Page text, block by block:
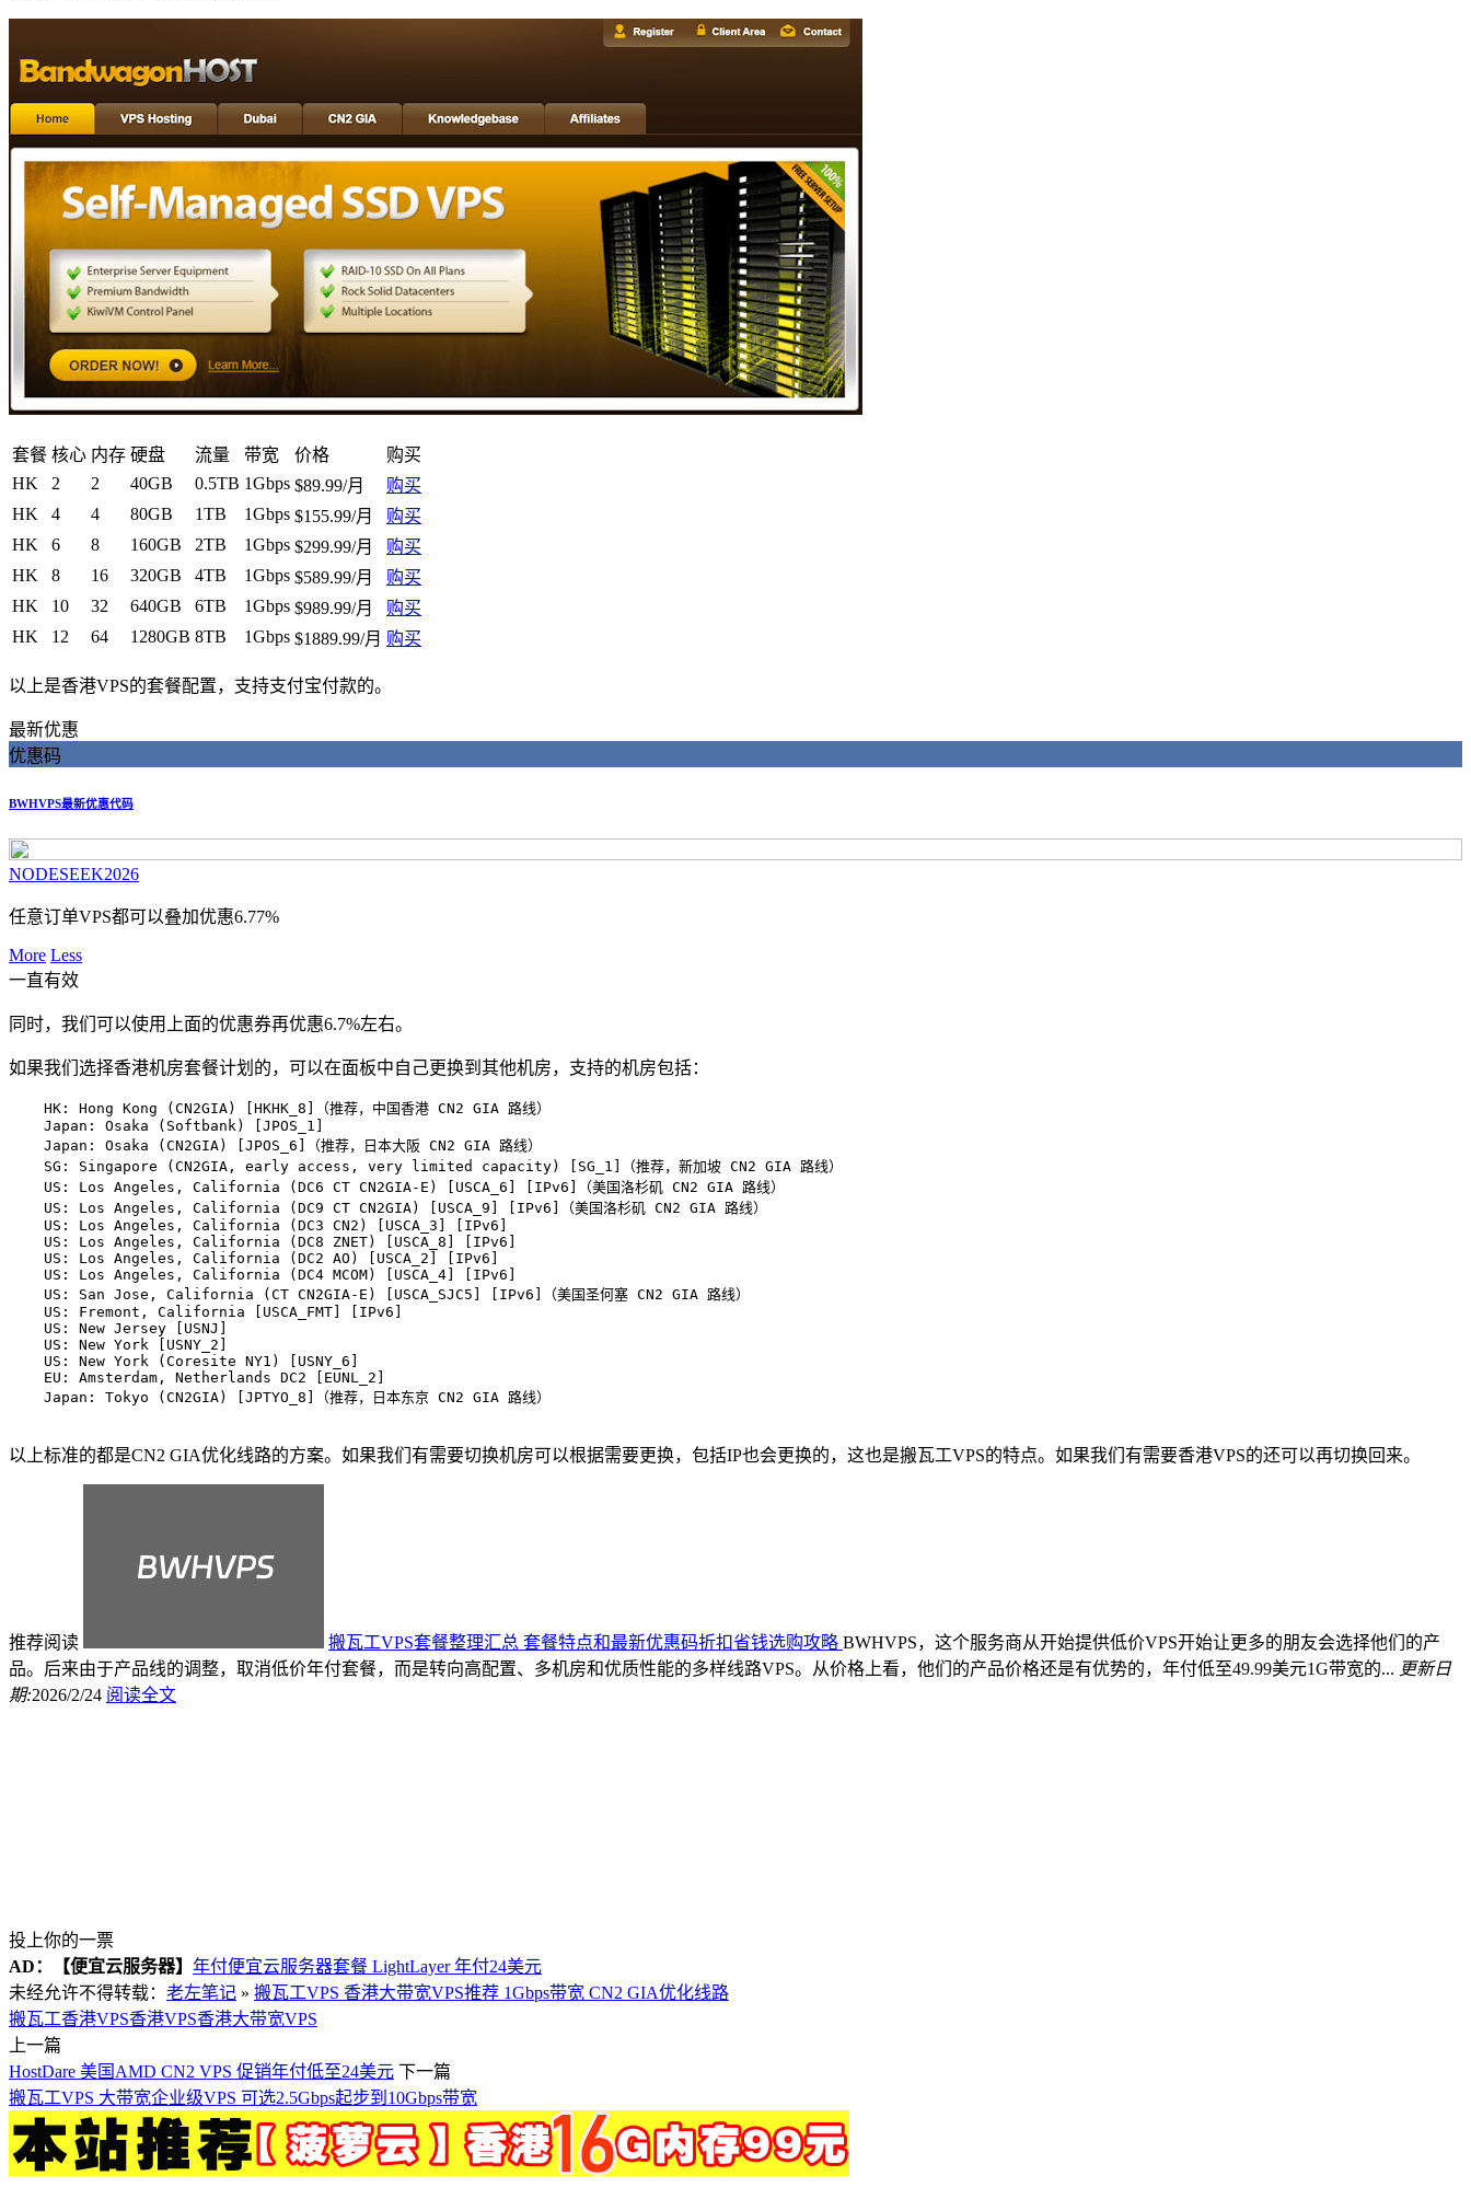
套餐 核心 内存 硬盘 流量 带宽 价格
购买
HK
2 2 40GB 0.5TB 1Gbps $89.99/月
购买
HK
4 4 80GB 1TB 1Gbps $155.99/月
购买
HK
6 8 160GB 2TB 1Gbps $299.99/月
购买
HK
8 16 320GB 4TB 1Gbps $589.99/月
购买
HK
10 32 640GB 6TB 1Gbps $989.99/月
购买
HK
12 64 1280GB 8TB 1Gbps $1889.99/月 购买
以上是香港VPS的套餐配置，支持支付宝付款的。
最新优惠
优惠码
BWHVPS最新优惠代码
NODESEEK2026
任意订单VPS都可以叠加优惠6.77%
More Less
一直有效
同时，我们可以使用上面的优惠券再优惠6.7%左右。
如果我们选择香港机房套餐计划的，可以在面板中自己更换到其他机房，支持的机房包括：
    HK: Hong Kong (CN2GIA) [HKHK_8]（推荐，中国香港 CN2 GIA 路线）
    Japan: Osaka (Softbank) [JPOS_1]
    Japan: Osaka (CN2GIA) [JPOS_6]（推荐，日本大阪 CN2 GIA 路线）
    SG: Singapore (CN2GIA, early access, very limited capacity) [SG_1]（推荐，新加坡 CN2 GIA 路线）
    US: Los Angeles, California (DC6 CT CN2GIA-E) [USCA_6] [IPv6]（美国洛杉矶 CN2 GIA 路线）
    US: Los Angeles, California (DC9 CT CN2GIA) [USCA_9] [IPv6]（美国洛杉矶 CN2 GIA 路线）
    US: Los Angeles, California (DC3 CN2) [USCA_3] [IPv6]
    US: Los Angeles, California (DC8 ZNET) [USCA_8] [IPv6]
    US: Los Angeles, California (DC2 AO) [USCA_2] [IPv6]
    US: Los Angeles, California (DC4 MCOM) [USCA_4] [IPv6]
    US: San Jose, California (CT CN2GIA-E) [USCA_SJC5] [IPv6]（美国圣何塞 CN2 GIA 路线）
    US: Fremont, California [USCA_FMT] [IPv6]
    US: New Jersey [USNJ]
    US: New York [USNY_2]
    US: New York (Coresite NY1) [USNY_6]
    EU: Amsterdam, Netherlands DC2 [EUNL_2]
    Japan: Tokyo (CN2GIA) [JPTYO_8]（推荐，日本东京 CN2 GIA 路线）
以上标准的都是CN2 GIA优化线路的方案。如果我们有需要切换机房可以根据需要更换，包括IP也会更换的，这也是搬瓦工VPS的特点。如果我们有需要香港VPS的还可以再切换回来。
推荐阅读 搬瓦工VPS套餐整理汇总 套餐特点和最新优惠码折扣省钱选购攻略 BWHVPS，这个服务商从开始提供低价VPS开始让更多的朋友会选择他们的产
品。后来由于产品线的调整，取消低价年付套餐，而是转向高配置、多机房和优质性能的多样线路VPS。从价格上看，他们的产品价格还是有优势的，年付低至49.99美元1G带宽的... 更新日
期:2026/2/24 阅读全文
投上你的一票
AD：
【便宜云服务器】 年付便宜云服务器套餐 LightLayer 年付24美元
未经允许不得转载： 老左笔记 » 搬瓦工VPS 香港大带宽VPS推荐 1Gbps带宽 CN2 GIA优化线路
搬瓦工香港VPS香港VPS香港大带宽VPS
上一篇
HostDare 美国AMD CN2 VPS 促销年付低至24美元 下一篇
搬瓦工VPS 大带宽企业级VPS 可选2.5Gbps起步到10Gbps带宽